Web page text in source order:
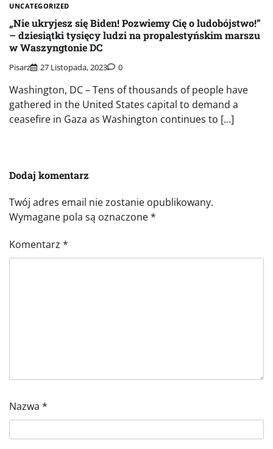
UNCATEGORIZED
„Nie ukryjesz się Biden! Pozwiemy Cię o ludobójstwo!”
– dziesiątki tysięcy ludzi na propalestyńskim marszu
w Waszyngtonie DC
Pisarz 27 Listopada, 2023 0
Washington, DC – Tens of thousands of people have
gathered in the United States capital to demand a
ceasefire in Gaza as Washington continues to […]
Dodaj komentarz
Twój adres email nie zostanie opublikowany.
Wymagane pola są oznaczone*
Komentarz *
Nazwa *